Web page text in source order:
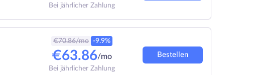
Bei jährlicher Zahlung
€70.86/mo -9.9%
€63.86/mo
Bei jährlicher Zahlung
Bestellen